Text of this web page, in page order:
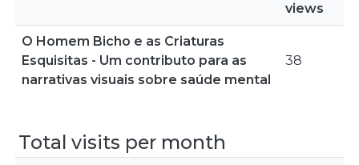
views
O Homem Bicho e as Criaturas
Esquisitas - Um contributo para as
narrativas visuais sobre saúde mental
38
Total visits per month